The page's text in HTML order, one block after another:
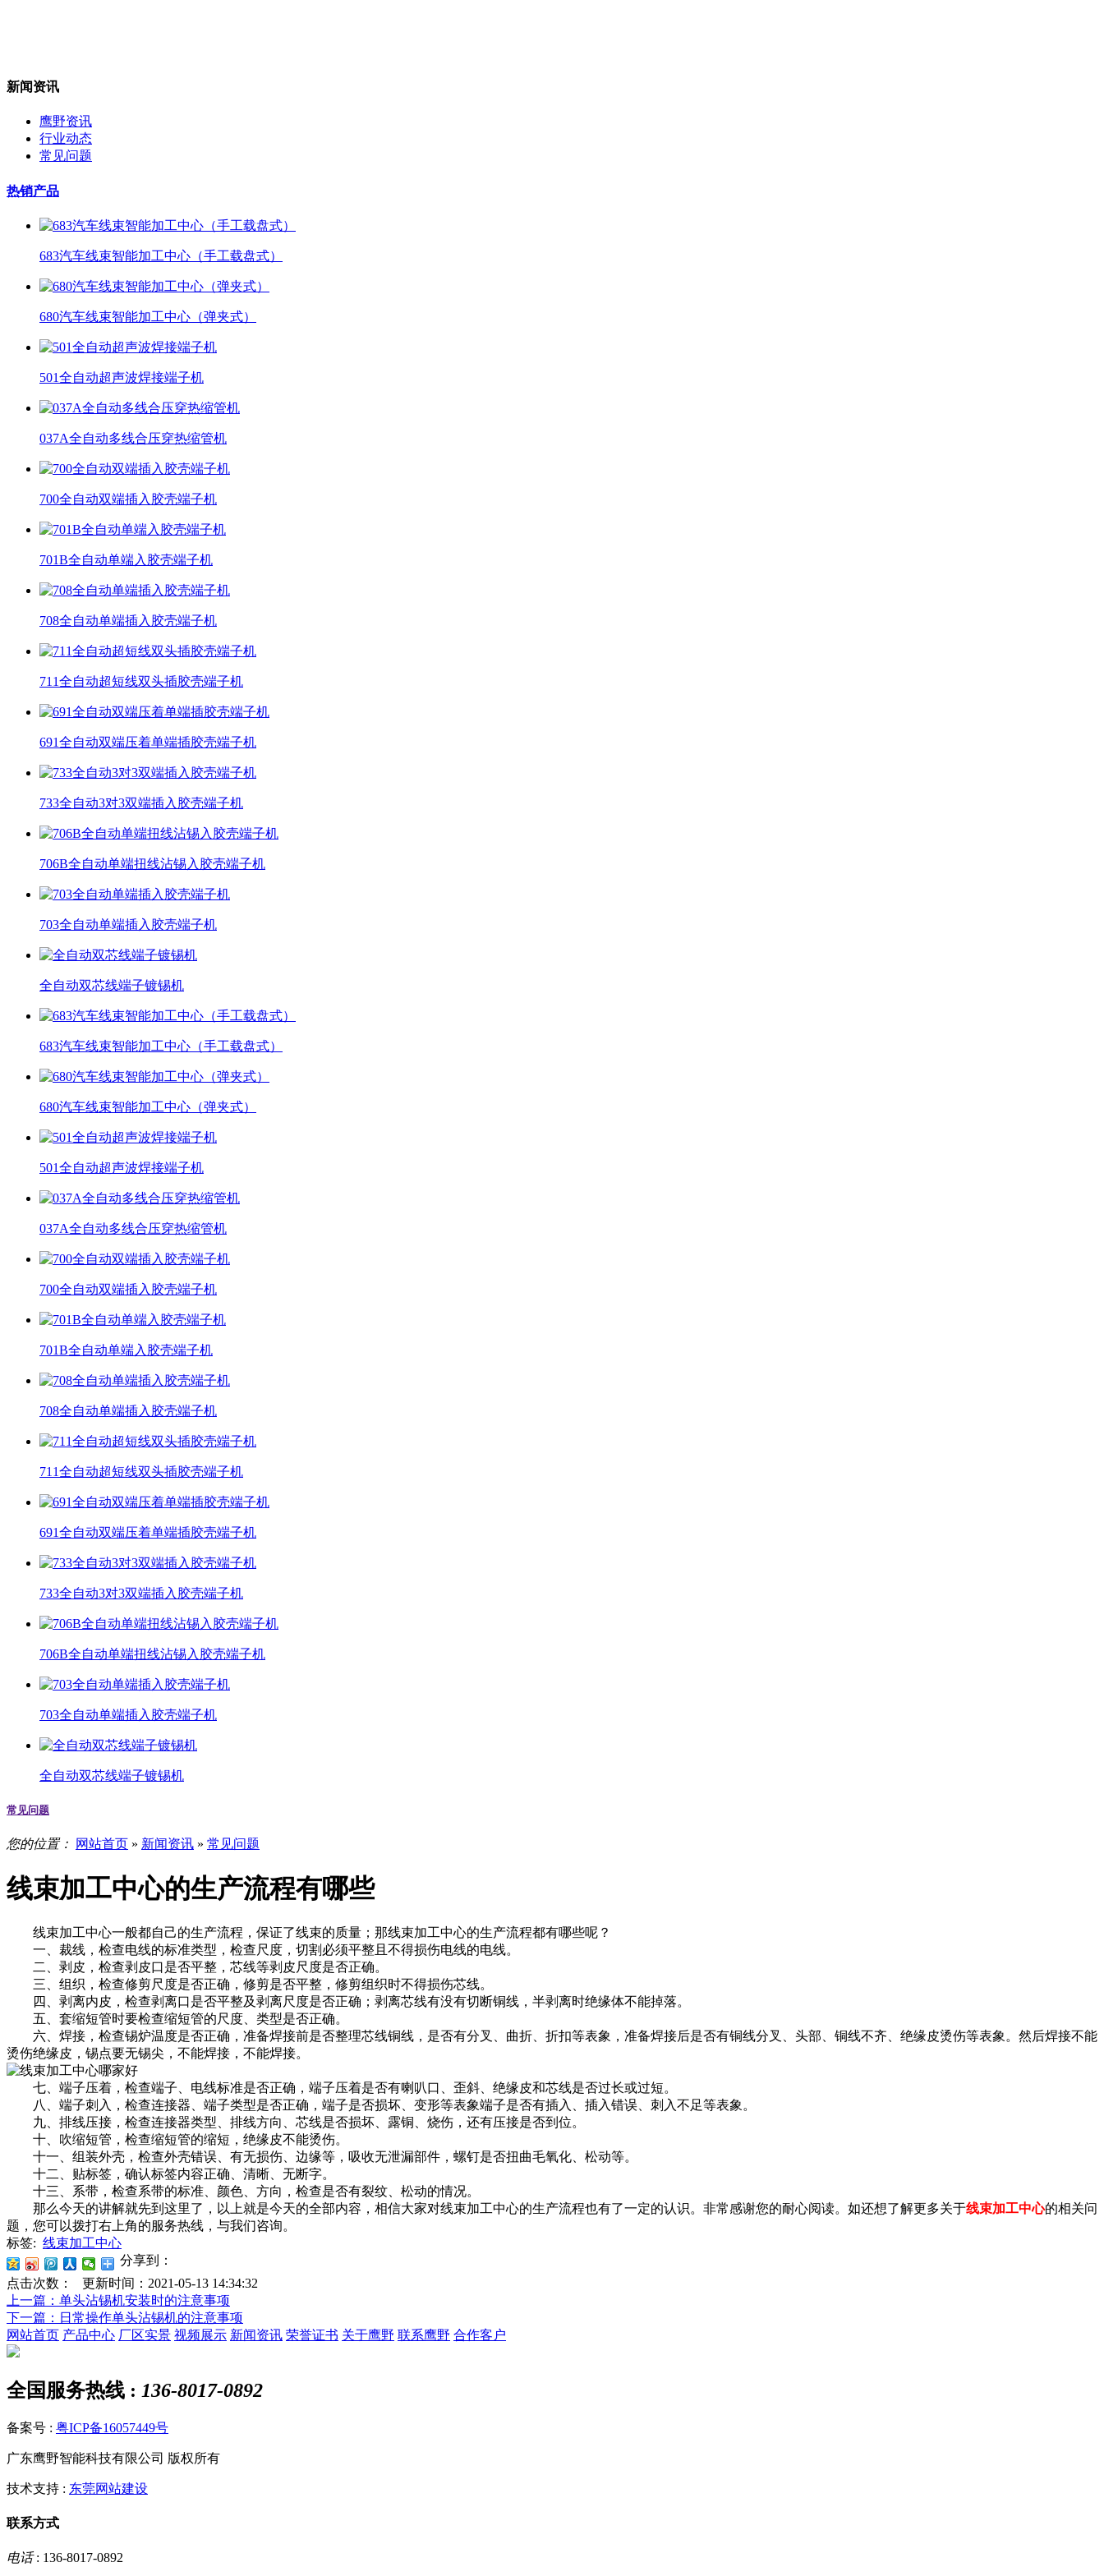
新闻资讯
鹰野资讯
行业动态
常见问题
热销产品
683汽车线束智能加工中心（手工载盘式）
680汽车线束智能加工中心（弹夹式）
501全自动超声波焊接端子机
037A全自动多线合压穿热缩管机
700全自动双端插入胶壳端子机
701B全自动单端入胶壳端子机
708全自动单端插入胶壳端子机
711全自动超短线双头插胶壳端子机
691全自动双端压着单端插胶壳端子机
733全自动3对3双端插入胶壳端子机
706B全自动单端扭线沾锡入胶壳端子机
703全自动单端插入胶壳端子机
全自动双芯线端子镀锡机
683汽车线束智能加工中心（手工载盘式）
680汽车线束智能加工中心（弹夹式）
501全自动超声波焊接端子机
037A全自动多线合压穿热缩管机
700全自动双端插入胶壳端子机
701B全自动单端入胶壳端子机
708全自动单端插入胶壳端子机
711全自动超短线双头插胶壳端子机
691全自动双端压着单端插胶壳端子机
733全自动3对3双端插入胶壳端子机
706B全自动单端扭线沾锡入胶壳端子机
703全自动单端插入胶壳端子机
全自动双芯线端子镀锡机
常见问题
您的位置： 网站首页 » 新闻资讯 » 常见问题
线束加工中心的生产流程有哪些
线束加工中心一般都自己的生产流程，保证了线束的质量；那线束加工中心的生产流程都有哪些呢？
一、裁线，检查电线的标准类型，检查尺度，切割必须平整且不得损伤电线的电线。
二、剥皮，检查剥皮口是否平整，芯线等剥皮尺度是否正确。
三、组织，检查修剪尺度是否正确，修剪是否平整，修剪组织时不得损伤芯线。
四、剥离内皮，检查剥离口是否平整及剥离尺度是否正确；剥离芯线有没有切断铜线，半剥离时绝缘体不能掉落。
五、套缩短管时要检查缩短管的尺度、类型是否正确。
六、焊接，检查锡炉温度是否正确，准备焊接前是否整理芯线铜线，是否有分叉、曲折、折扣等表象，准备焊接后是否有铜线分叉、头部、铜线不齐、绝缘皮烫伤等表象。然后焊接不能
烫伤绝缘皮，锡点要无锡尖，不能焊接，不能焊接。
七、端子压着，检查端子、电线标准是否正确，端子压着是否有喇叭口、歪斜、绝缘皮和芯线是否过长或过短。
八、端子刺入，检查连接器、端子类型是否正确，端子是否损坏、变形等表象端子是否有插入、插入错误、刺入不足等表象。
九、排线压接，检查连接器类型、排线方向、芯线是否损坏、露铜、烧伤，还有压接是否到位。
十、吹缩短管，检查缩短管的缩短，绝缘皮不能烫伤。
十一、组装外壳，检查外壳错误、有无损伤、边缘等，吸收无泄漏部件，螺钉是否扭曲毛氧化、松动等。
十二、贴标签，确认标签内容正确、清晰、无断字。
十三、系带，检查系带的标准、颜色、方向，检查是否有裂纹、松动的情况。
那么今天的讲解就先到这里了，以上就是今天的全部内容，相信大家对线束加工中心的生产流程也有了一定的认识。非常感谢您的耐心阅读。如还想了解更多关于线束加工中心的相关问
题，您可以拨打右上角的服务热线，与我们咨询。
标签: 线束加工中心
分享到：
点击次数：
更新时间：2021-05-13 14:34:32
上一篇 ：单头沾锡机安装时的注意事项
下一篇 ：日常操作单头沾锡机的注意事项
网站首页 产品中心 厂区实景 视频展示 新闻资讯 荣誉证书 关于鹰野 联系鹰野 合作客户
全国服务热线 : 136-8017-0892
备案号 : 粤ICP备16057449号
广东鹰野智能科技有限公司 版权所有
技术支持 : 东莞网站建设
联系方式
电话: 136-8017-0892